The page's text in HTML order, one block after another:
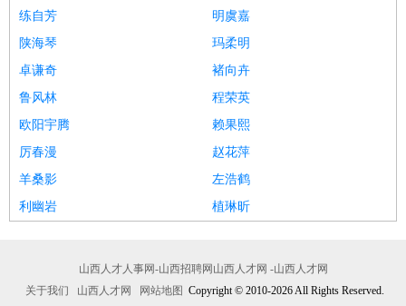
练自芳
明虞嘉
陕海琴
玛柔明
卓谦奇
褚向卉
鲁风林
程荣英
欧阳宇腾
赖果熙
厉春漫
赵花萍
羊桑影
左浩鹤
利幽岩
植琳昕
山西人才人事网-山西招聘网山西人才网 -山西人才网
关于我们
山西人才网 网站地图 Copyright © 2010-2026 All Rights Reserved.